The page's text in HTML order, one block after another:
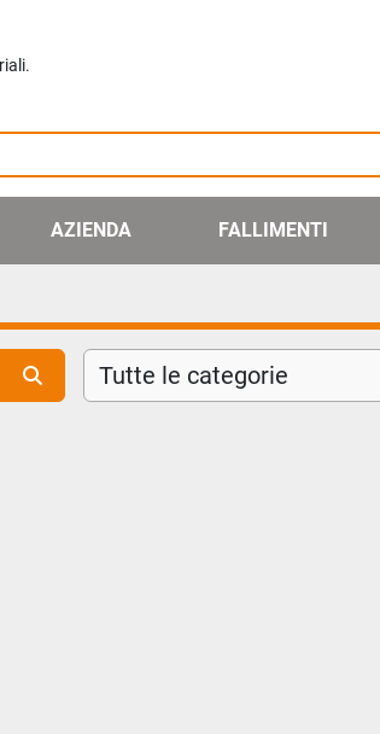
AZIENDA FALLIMENTI
Tutte le categorie